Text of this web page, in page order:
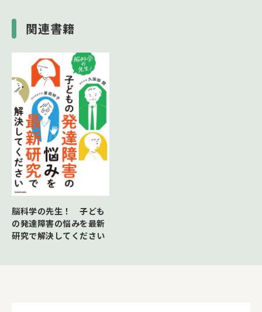
関連書籍
脳科学の先生！ 子ども
の発達障害の悩みを最新
研究で解決してください